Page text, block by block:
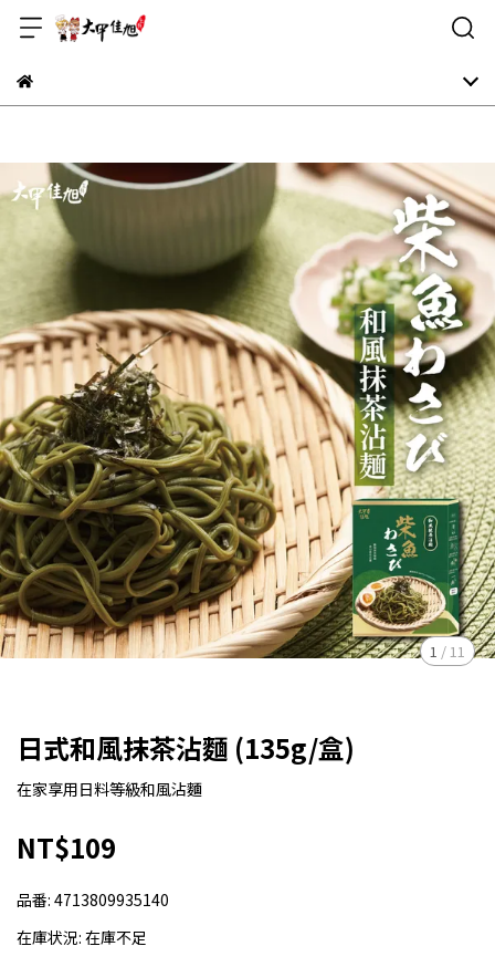
1 / 11
日式和風抹茶沾麵 (135g/盒)
在家享用日料等級和風沾麵
NT$109
品番: 4713809935140
在庫状況: 在庫不足